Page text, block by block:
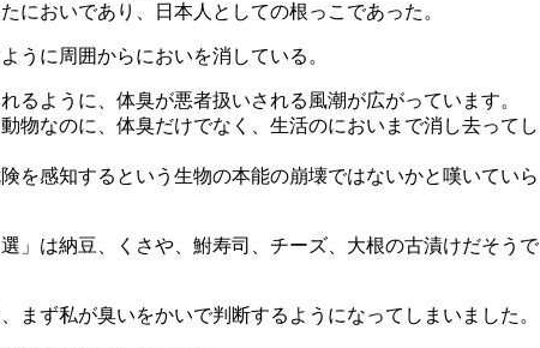
においであり、日本人としての根っこであった。
うに周囲からにおいを消している。
るように、体臭が悪者扱いされる風潮が広がっています。
物なのに、体臭だけでなく、生活のにおいまで消し去ってし
を感知するという生物の本能の崩壊ではないかと嘆いていら
」は納豆、くさや、鮒寿司、チーズ、大根の古漬けだそうで
まず私が臭いをかいで判断するようになってしまいました。